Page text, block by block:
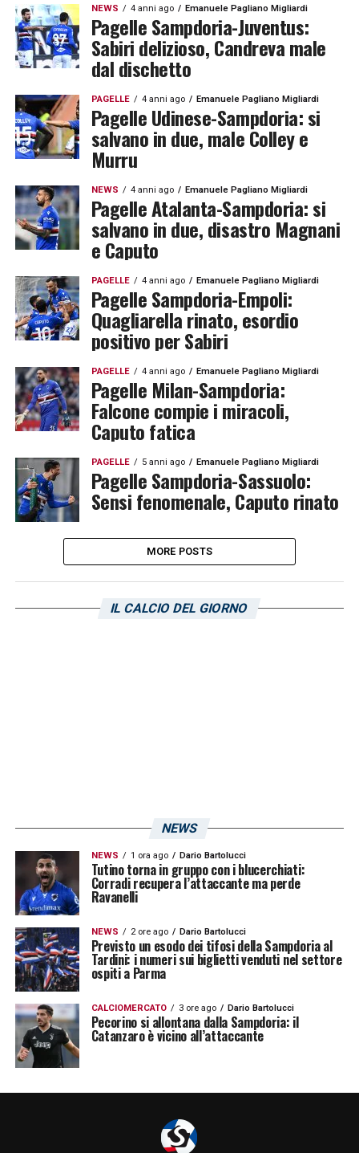
NEWS 4 anni ago Emanuele Pagliano Migliardi
Pagelle Sampdoria-Juventus:
Sabiri delizioso, Candreva male
dal dischetto
PAGELLE 4 anni ago Emanuele Pagliano Migliardi
Pagelle Udinese-Sampdoria: si
salvano in due, male Colley e
Murru
NEWS 4 anni ago Emanuele Pagliano Migliardi
Pagelle Atalanta-Sampdoria: si
salvano in due, disastro Magnani
e Caputo
PAGELLE 4 anni ago Emanuele Pagliano Migliardi
Pagelle Sampdoria-Empoli:
Quagliarella rinato, esordio
positivo per Sabiri
PAGELLE 4 anni ago Emanuele Pagliano Migliardi
Pagelle Milan-Sampdoria:
Falcone compie i miracoli,
Caputo fatica
PAGELLE 5 anni ago Emanuele Pagliano Migliardi
Pagelle Sampdoria-Sassuolo:
Sensi fenomenale, Caputo rinato
MORE POSTS
IL CALCIO DEL GIORNO
NEWS
NEWS 1 ora ago Dario Bartolucci
Tutino torna in gruppo con i blucerchiati:
Corradi recupera l’attaccante ma perde
Ravanelli
NEWS 2 ore ago Dario Bartolucci
Previsto un esodo dei tifosi della Sampdoria al
Tardini: i numeri sui biglietti venduti nel settore
ospiti a Parma
CALCIOMERCATO 3 ore ago Dario Bartolucci
Pecorino si allontana dalla Sampdoria: il
Catanzaro è vicino all’attaccante